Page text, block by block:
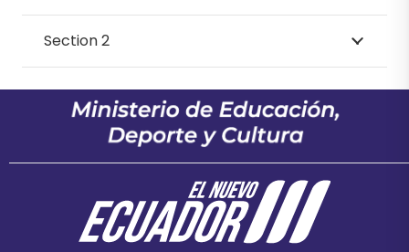
Section 2